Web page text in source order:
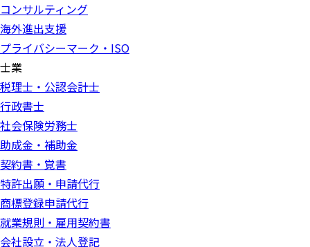
コンサルティング
海外進出支援
プライバシーマーク・ISO
士業
税理士・公認会計士
行政書士
社会保険労務士
助成金・補助金
契約書・覚書
特許出願・申請代行
商標登録申請代行
就業規則・雇用契約書
会社設立・法人登記